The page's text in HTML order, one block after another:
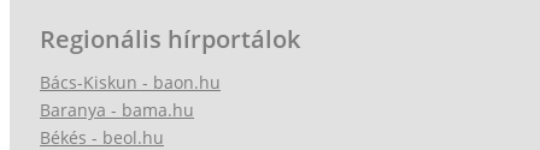
Regionális hírportálok
Bács-Kiskun - baon.hu
Baranya - bama.hu
Békés - beol.hu